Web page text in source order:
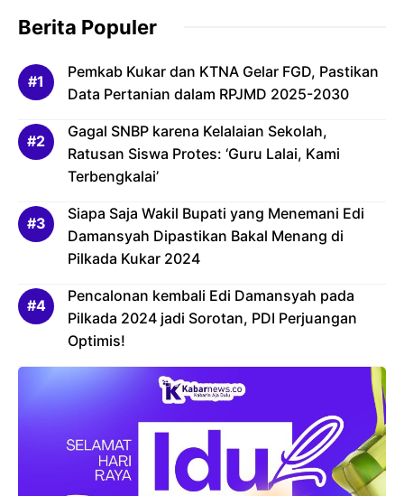
Berita Populer
Pemkab Kukar dan KTNA Gelar FGD, Pastikan
Data Pertanian dalam RPJMD 2025-2030
Gagal SNBP karena Kelalaian Sekolah,
Ratusan Siswa Protes: ‘Guru Lalai, Kami
Terbengkalai’
Siapa Saja Wakil Bupati yang Menemani Edi
Damansyah Dipastikan Bakal Menang di
Pilkada Kukar 2024
Pencalonan kembali Edi Damansyah pada
Pilkada 2024 jadi Sorotan, PDI Perjuangan
Optimis!